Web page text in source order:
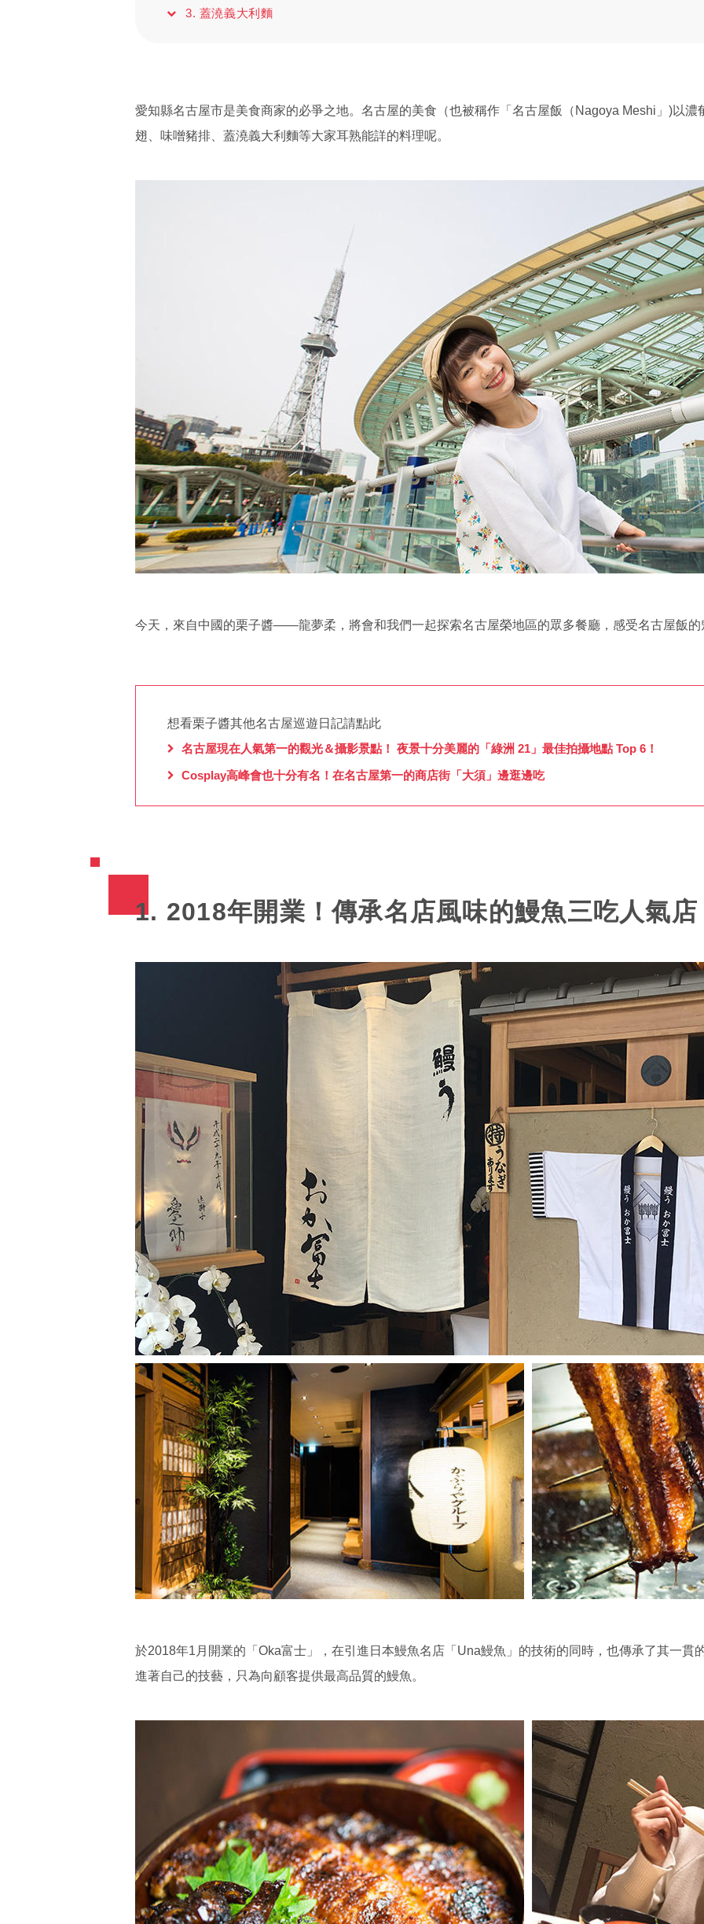
3. 蓋澆義大利麵
愛知縣名古屋市是美食商家的必爭之地。名古屋的美食（也被稱作「名古屋飯（Nagoya Meshi」)以
翅、味噌豬排、蓋澆義大利麵等大家耳熟能詳的料理呢。
今天，來自中國的栗子醬——龍夢柔，將會和我們一起探索名古屋榮地區的眾多餐廳，感受名古屋飯的
想看栗子醬其他名古屋巡遊日記請點此
名古屋現在人氣第一的觀光＆攝影景點！ 夜景十分美麗的「綠洲 21」最佳拍攝地點 Top 6！
Cosplay高峰會也十分有名！在名古屋第一的商店街「大須」邊逛邊吃
1. 2018年開業！傳承名店風味的鰻魚三吃人氣
於2018年1月開業的「Oka富士」，在引進日本鰻魚名店「Una鰻魚」的技術的同時，也傳承了其一貫
進著自己的技藝，只為向顧客提供最高品質的鰻魚。